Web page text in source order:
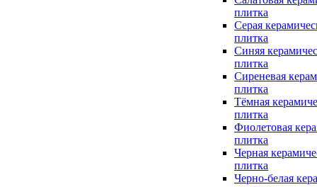
плитка
Серая
плитка
Синяя
плитка
Сиреневая
плитка
Тёмная
плитка
Фиолетовая
плитка
Черная
плитка
Черно-белая